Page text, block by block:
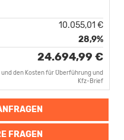
10.055,01 €
28,9%
24.694,99 €
und den Kosten für Überführung und
Kfz-Brief
FRAGEN